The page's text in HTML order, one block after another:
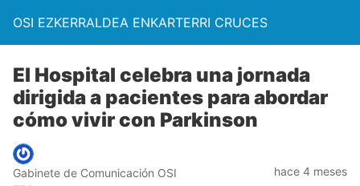
OSI EZKERRALDEA ENKARTERRI CRUCES
El Hospital celebra una jornada
dirigida a pacientes para abordar
cómo vivir con Parkinson
Gabinete de Comunicación OSI
hace 4 meses